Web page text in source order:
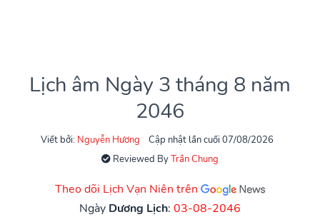
Lịch âm Ngày 3 tháng 8 năm
2046
Viết bởi: Nguyễn Hương
Cập nhật lần cuối 07/08/2026
Reviewed ByTrần Chung
Theo dõi Lịch Vạn Niên trên
Ngày Dương Lịch: 03-08-2046